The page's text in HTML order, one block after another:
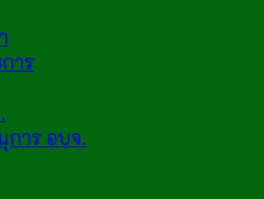
าร
การ อบจ.